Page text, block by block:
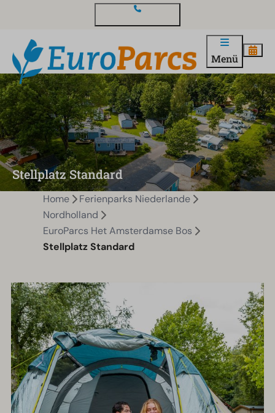
Menü
Stellplatz Standard
Home
Ferienparks Niederlande
Nordholland
EuroParcs Het Amsterdamse Bos
Stellplatz Standard